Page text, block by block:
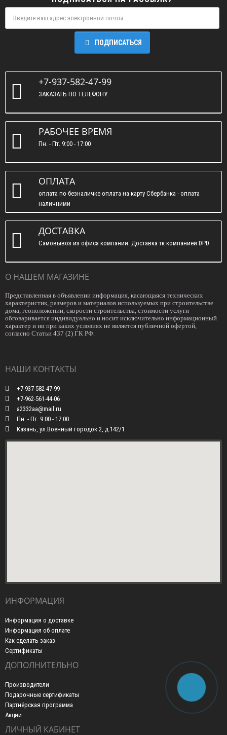
ПОДПИСАТЬСЯ
+7-937-582-47-99
ЗАКАЗАТЬ ПО ТЕЛЕФОНУ
РАБОЧЕЕ ВРЕМЯ
Пн. - Пт. 9:00 - 17:00
ОПЛАТА
оплата по безналичке оплата на карту Сбербанка - оплата
наличними
ДОСТАВКА
Самовывоз из офиса компании. Доставка тк компанией DPD
О НАШЕМ МАГАЗИНЕ
Представленная в объявлении информация, касающаяся технических
характеристик, размеров и материалов используемых при строительстве
дома, геоположении, скорости строительства, стоимости услуги
обговаривается индивидуально и носит исключительно информационный
характер и ни при каких условиях не является публичной офертой,
согласно Статьи 437 (2) ГК РФ.
НАШИ КОНТАКТЫ
+7-937-582-47-99
+7-962-561-44-06
a2332aa@mail.ru
Пн. - Пт. 9:00 - 17:00
Казань, ул.Военный городок 2, д.142/1
ИНФОРМАЦИЯ
Информация о доставке
Информация об оплате
Как сделать заказ
Сертификаты
ДОПОЛНИТЕЛЬНО
Производители
Подарочные сертификаты
Партнёрская программа
Акции
ЛИЧНЫЙ КАБИНЕТ